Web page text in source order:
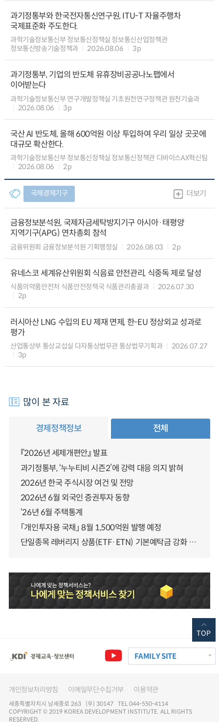
과기정통부와 한국전자통신연구원, ITU-T 자율주행차
국제표준화 주도한다.
과학기술정보통신부 정보통신정책실 정보통신산업정책관
정보통신방송기술정책과
2026.08.06 3p
과기정통부, 기업의 반도체 유휴장비공공나노팹에서
이어받는다
과학기술정보통신부 연구개발정책실 기초원천연구정책관 원천기술과
2026.08.06
3p
국산 AI 반도체, 올해 600억원 이상 투입하여 우리 일상 곳곳에
대규모 확산한다.
과학기술정보통신부 정보통신정책실 정보통신정책관 디바이스AX혁신팀
2026.08.06
2p
국제경제기구 더보기
금융정보분석원, 국제자금세탁방지기구 아시아·태평양
지역기구(APG) 연차총회 참석
금융위원회 금융정보분석원 기획행정실 2026.08.03 2p
유네스코 세계유산위원회 식음료 안전관리, 식중독 제로 달성
식품의약품안전처 식품안전정책국 식품관리총괄과
2026.07.30
2p
러시아산 LNG 수입의 EU 제재 면제, 한-EU 정상외교 성과로
평가
산업통상부 통상교섭실 다자통상법무관 통상법무기획과
2026.07.27
3p
많이 본 자료
경제정책정보 전체
『2026년 세제개편안』 발표
과기정통부, ‘누누티비 시즌2’에 강력 대응 의지 밝혀
2026년 한국 주식시장 여건 및 전망
2026년 6월 외국인 증권투자 동향
‘26년 6월 주택통계
「개인투자용 국채」 8월 1,500억원 발행 예정
단일종목 레버리지 상품(ETF·ETN) 기본예탁금 강화 조기시행 방안 안내
FAMILY SITE
개인정보처리방침 이메일무단수집거부 이용약관
세종특별자치시 남세종로 263 (우) 30147 TEL 044-550-4114
COPYRIGHT © 2019 KOREA DEVELOPMENT INSTITUTE. ALL RIGHTS
RESERVED.
TOP